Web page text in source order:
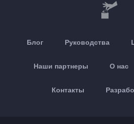
Блог Руководства
Наши партнеры О нас
Контакты